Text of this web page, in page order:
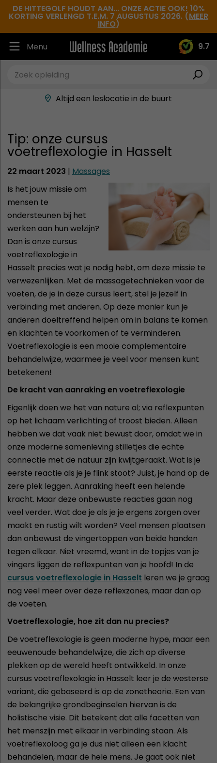
DE HITTEGOLF HOUDT AAN... ONZE ACTIE OOK! 10%
KORTING VERLENGD T.E.M. 7 AUGUSTUS 2026. (MEER
INFO)
9.7
Menu
Ruim 30.000 tevreden studenten
Beste docenten in de branche
Altijd een leslocatie in de buurt
Tip: onze cursus
voetreflexologie in Hasselt
22 maart 2023 | Massages
Is het jouw missie om
mensen te
ondersteunen bij het
werken aan hun welzijn?
Dan is onze cursus
voetreflexologie in
Hasselt precies wat je nodig hebt, om deze missie te
verwezenlijken. Met de massagetechnieken voor de
voeten, de je in deze cursus leert, stel je jezelf in
verbinding met anderen. Op deze manier kun je
anderen doeltreffend helpen om in balans te komen
en klachten te voorkomen of te verminderen.
Voetreflexologie is een mooie complementaire
behandelwijze, waarmee je veel voor mensen kunt
betekenen!
De kracht van aanraking en voetreflexologie
Eigenlijk doen we het van nature al; via reflexpunten
op het lichaam verlichting of troost bieden. Alleen
hebben we dat vaak niet bewust door, omdat we in
onze moderne samenleving stilletjes die echte
connectie met de natuur zijn kwijtgeraakt. Wat is je
eerste reactie als je je flink stoot? Juist, je hand op de
zere plek leggen. Aanraking heeft een helende
kracht. Maar deze onbewuste reacties gaan nog
veel verder. Wat doe je als je je ergens zorgen over
maakt en rustig wilt worden? Veel mensen plaatsen
dan onbewust de vingertoppen van beide handen
tegen elkaar. Niet vreemd, want in de topjes van je
vingers liggen de reflexpunten van je hoofd! In de
cursus voetreflexologie in Hasselt leren we je graag
nog veel meer over deze reflexzones, maar dan op
de voeten.
Voetreflexologie, hoe zit dan nu precies?
De voetreflexologie is geen moderne hype, maar een
eeuwenoude behandelwijze, die zich op diverse
plekken op de wereld heeft ontwikkeld. In onze
cursus voetreflexologie in Hasselt leer je de westerse
variant, die gebaseerd is op de zonetheorie. Een van
de belangrijke grondbeginselen hiervan is de
holistische visie. Dit betekent dat alle facetten van
het menszijn met elkaar in verbinding staan. Als
voetreflexoloog ga je dus niet alleen een klacht
behandelen, maar de hele mens. Je gaat ook niet